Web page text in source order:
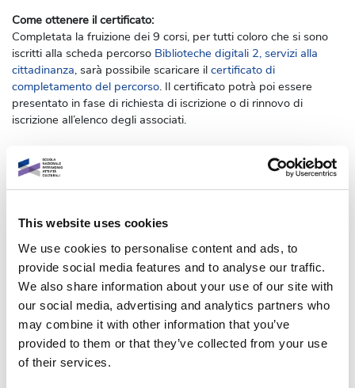
This website uses cookies
We use cookies to personalise content and ads, to
provide social media features and to analyse our traffic.
We also share information about your use of our site with
our social media, advertising and analytics partners who
may combine it with other information that you’ve
provided to them or that they’ve collected from your use
of their services.
Come ottenere il certificato:
Completata la fruizione dei 9 corsi, per tutti coloro che si sono
iscritti alla scheda percorso Biblioteche digitali 2, servizi alla
cittadinanza, sarà possibile scaricare il certificato di
completamento del percorso. Il certificato potrà poi essere
presentato in fase di richiesta di iscrizione o di rinnovo di
iscrizione all’elenco degli associati.
1 percorso collegato
Questo corso è parte di 1 percorso :
Biblioteche digitali 2 - Servizi alla cittadinanza
Informazioni generali